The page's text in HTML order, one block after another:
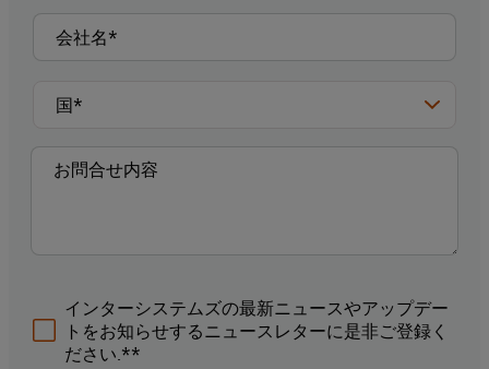
インターシステムズの最新ニュースやアップデー
トをお知らせするニュースレターに是非ご登録く
ださい.**